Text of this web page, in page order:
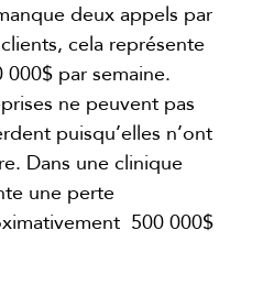
deux appels par
cela représente
par semaine.
ne peuvent pas
puisqu’elles n’ont
Dans une clinique
une perte
500 000$